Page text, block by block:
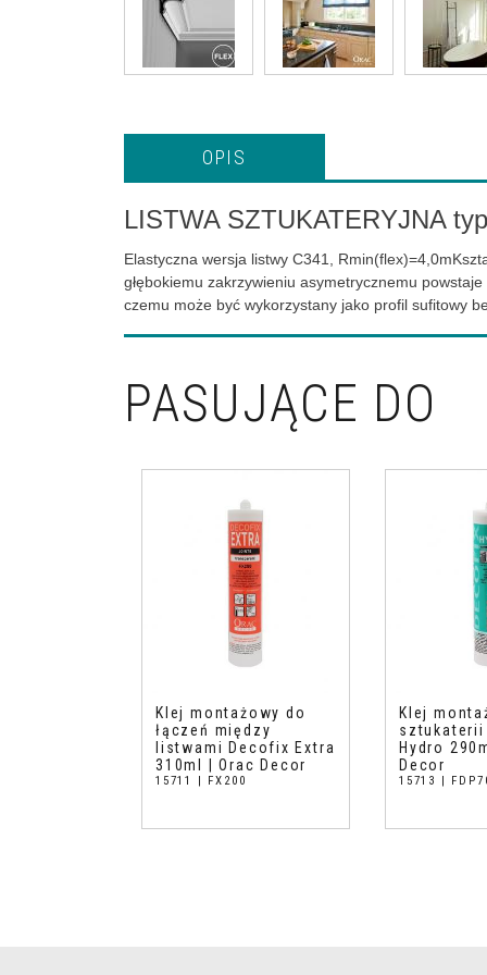
OPIS
LISTWA SZTUKATERYJNA
Elastyczna wersja listwy C341,
głębokiemu zakrzywieniu asymetrycznemu
czemu może być wykorzystany jako profil sufitowy
PASUJĄCE DO
Klej montażowy do
łączeń między
listwami Decofix Extra
310ml | Orac Decor
15711 | FX200
Klej
Hydro
Decor
15713 |